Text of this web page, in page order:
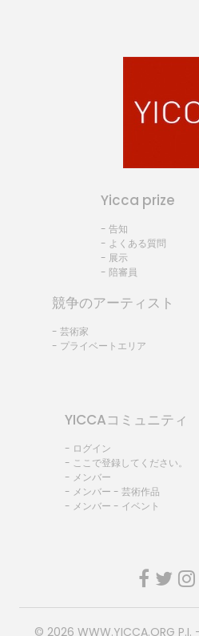
Yicca prize
- 告知
- よくある質問
- 展示
- 陪審員
競争のアーティスト
- 芸術家
- プライベートエリア
YICCAコミュニティ
- ログイン
- ここで登録してください。
- メンバー
- メンバー - 芸術作品
- メンバー - イベント
© 2026 WWW.YICCA.ORG P.I.